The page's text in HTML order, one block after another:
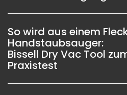
So wird aus einem
Handstaubsauger:
Bissell Dry Vac Tool
Praxistest